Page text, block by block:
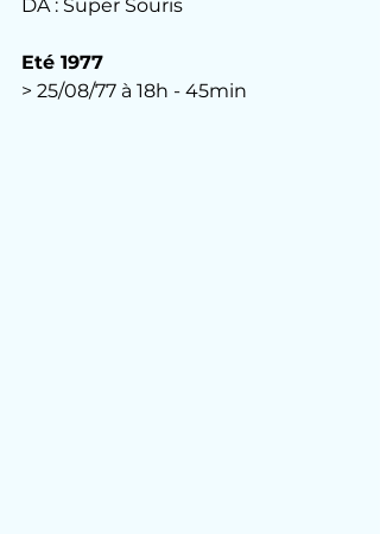
DA : Super Souris
Eté 1977
> 25/08/77 à 18h - 45min